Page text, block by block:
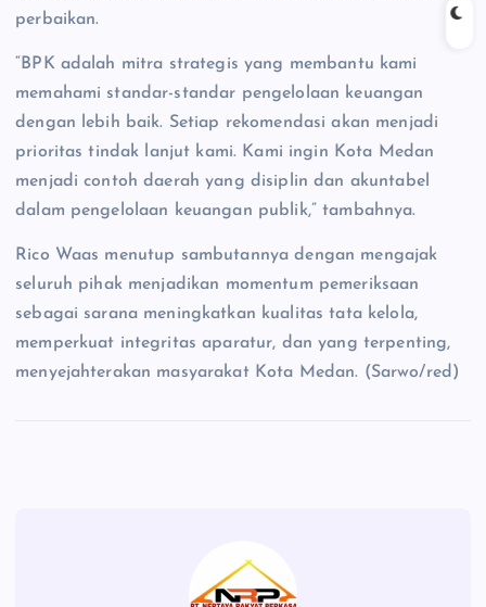
perbaikan.
“BPK adalah mitra strategis yang membantu kami
memahami standar-standar pengelolaan keuangan
dengan lebih baik. Setiap rekomendasi akan menjadi
prioritas tindak lanjut kami. Kami ingin Kota Medan
menjadi contoh daerah yang disiplin dan akuntabel
dalam pengelolaan keuangan publik,” tambahnya.
Rico Waas menutup sambutannya dengan mengajak
seluruh pihak menjadikan momentum pemeriksaan
sebagai sarana meningkatkan kualitas tata kelola,
memperkuat integritas aparatur, dan yang terpenting,
menyejahterakan masyarakat Kota Medan. (Sarwo/red)